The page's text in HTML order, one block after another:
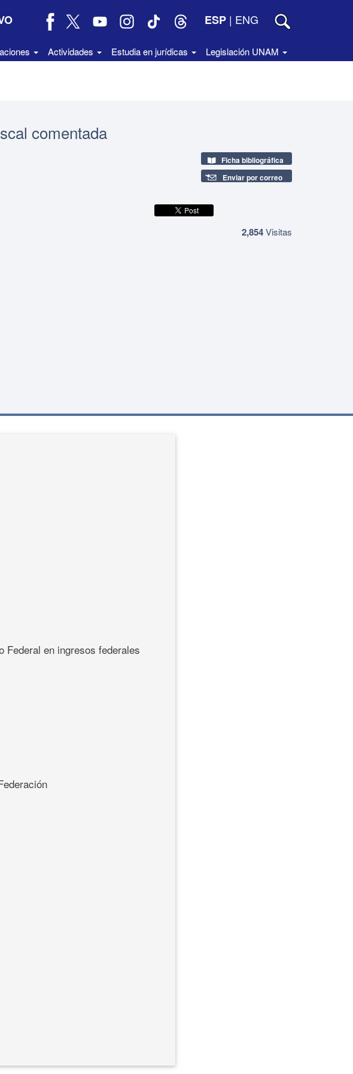
ESP | ENG
Actividades Estudia en jurídicas Legislación UNAM
comentada
Ficha bibliográfica
Enviar por correo
2,854Visitas
en ingresos federales